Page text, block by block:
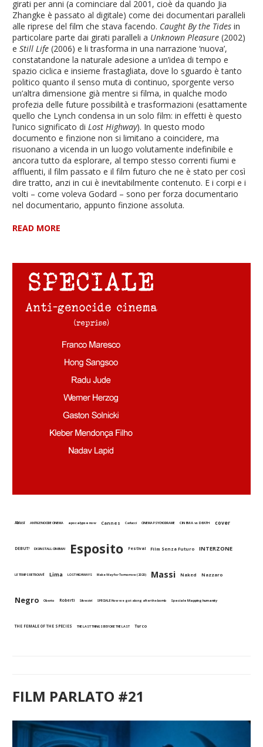
girati per anni (a cominciare dal 2001, cioè da quando Jia
Zhangke è passato al digitale) come dei documentari paralleli
alle riprese del film che stava facendo. Caught By the Tides in
particolare parte dai girati paralleli a Unknown Pleasure(2002)
eStill Life (2006) e li trasforma in una narrazione ‘nuova’,
constatandone la naturale adesione a un’idea di tempo e
spazio ciclica e insieme frastagliata, dove lo sguardo è tanto
politico quanto il senso muta di continuo, sporgente verso
un’altra dimensione già mentre si filma, in qualche modo
profezia delle future possibilità e trasformazioni (esattamente
quello che Lynch condensa in un solo film: in effetti è questo
l’unico significato diLost Highway). In questo modo
documento e finzione non si limitano a coincidere, ma
risuonano a vicenda in un luogo volutamente indefinibile e
ancora tutto da esplorare, al tempo stesso correnti fiumi e
affluenti, il film passato e il film futuro che ne è stato per così
dire tratto, anzi in cui è inevitabilmente contenuto. E i corpi e i
volti – come voleva Godard – sono per forza documentario
nel documentario, appunto finzione assoluta.
READ MORE
Abiusi ANTIGENOCIDE CINEMA apocalypse now Cannes Carlucci CINEMA PSYCHODRAME CINEMA vs DEATH cover
DEBUT! DISINSTALL CINEMA! Esposito Festival Film Senza Futuro INTERZONE
LE TEMPS RETROUVÉ Lima LOST HIGHWAYS Make Way for Tomorrow (2020) Massi Naked Nazzaro
Negro Oberto Roberti Silvestri SPECIALE How we got along after the bomb Speciale Mapping humanity
THE FEMALE OF THE SPECIES THE LAST THINGS BEFORE THE LAST Turco
FILM PARLATO #21